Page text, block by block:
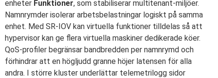
enheter Funktioner, som stabiliserar multitenant-miljöer.
Namnrymder isolerar arbetsbelastningar logiskt på samma
enhet. Med SR-IOV kan virtuella funktioner tilldelas så att
hypervisor kan ge flera virtuella maskiner dedikerade köer.
QoS-profiler begränsar bandbredden per namnrymd och
förhindrar att en högljudd granne höjer latensen för alla
andra. I större kluster underlättar telemetrilogg sidor